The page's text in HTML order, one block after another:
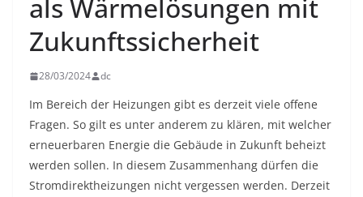
als Wärmelösungen mit
Zukunftssicherheit
28/03/2024 dc
Im Bereich der Heizungen gibt es derzeit viele offene
Fragen. So gilt es unter anderem zu klären, mit welcher
erneuerbaren Energie die Gebäude in Zukunft beheizt
werden sollen. In diesem Zusammenhang dürfen die
Stromdirektheizungen nicht vergessen werden. Derzeit